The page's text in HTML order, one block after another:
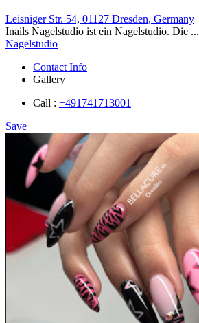
Leisniger Str. 54, 01127 Dresden, Germany
Inails Nagelstudio ist ein Nagelstudio. Die ...
Nagelstudio
Contact Info
Gallery
Call : +491741713001
Save